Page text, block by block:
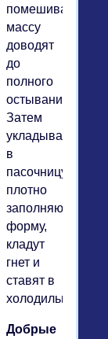
помешивая,
массу
доводят
до
полного
остывания.
Затем
укладывают
в
пасочницу,
плотно
заполняют
форму,
кладут
гнет и
ставят в
холодильник.
Добрые